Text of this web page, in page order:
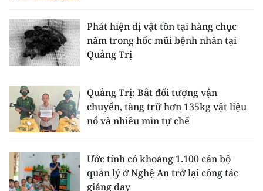
Phát hiện dị vật tồn tại hàng chục
năm trong hốc mũi bệnh nhân tại
Quảng Trị
Quảng Trị: Bắt đối tượng vận
chuyển, tàng trữ hơn 135kg vật liệu
nổ và nhiều mìn tự chế
Ước tính có khoảng 1.100 cán bộ
quản lý ở Nghệ An trở lại công tác
giảng dạy